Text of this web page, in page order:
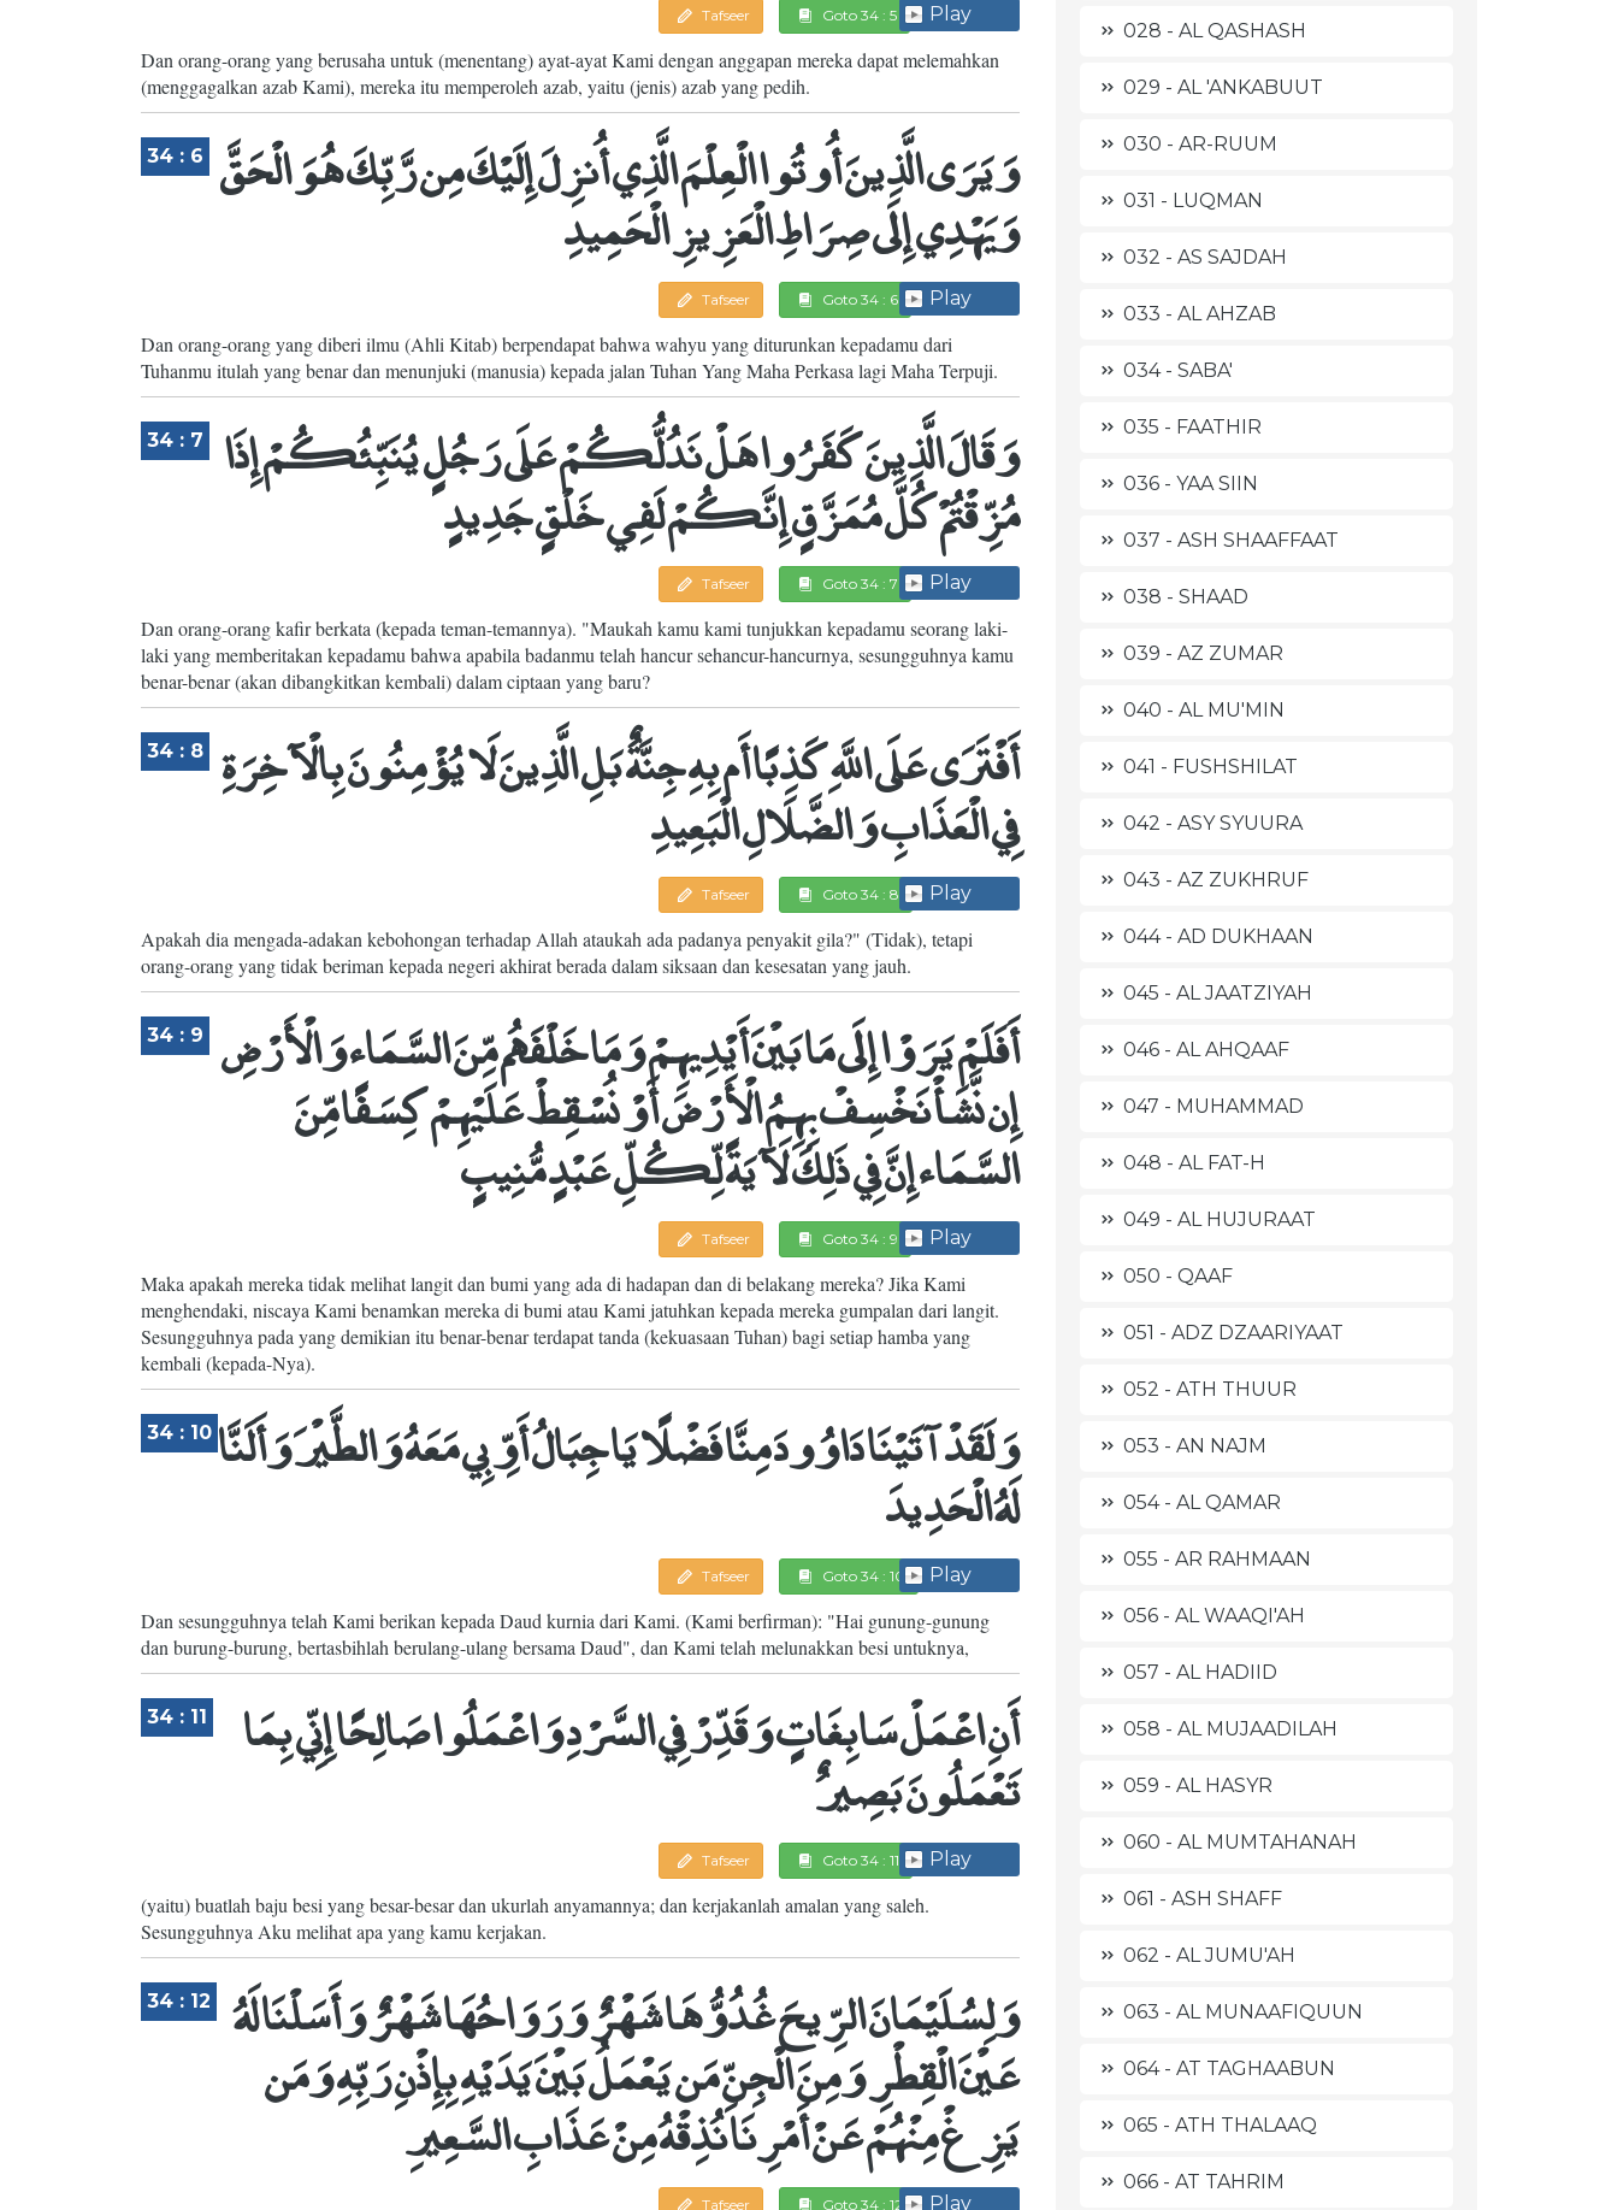
Tafseer Goto 34 : 5 Play
Dan orang-orang yang berusaha untuk (menentang) ayat-ayat Kami dengan anggapan mereka dapat melemahkan
(menggagalkan azab Kami), mereka itu memperoleh azab, yaitu (jenis) azab yang pedih.
34 : 6 وَيَرَى الَّذِينَ أُوتُوا الْعِلْمَ الَّذِي أُنزِلَ إِلَيْكَ مِن رَّبِّكَ هُوَ الْحَقَّ
وَيَهْدِي إِلَى صِرَاطِ الْعَزِيزِ الْحَمِيدِ
Tafseer Goto 34 : 6 Play
Dan orang-orang yang diberi ilmu (Ahli Kitab) berpendapat bahwa wahyu yang diturunkan kepadamu dari
Tuhanmu itulah yang benar dan menunjuki (manusia) kepada jalan Tuhan Yang Maha Perkasa lagi Maha Terpuji.
34 : 7 وَقَالَ الَّذِينَ كَفَرُوا هَلْ نَدُلُّكُمْ عَلَى رَجُلٍ يُنَبِّئُكُمْ إِذَا
مُزِّقْتُمْ كُلَّ مُمَزَّقٍ إِنَّكُمْ لَفِي خَلْقٍ جَدِيدٍ
Tafseer Goto 34 : 7 Play
Dan orang-orang kafir berkata (kepada teman-temannya). "Maukah kamu kami tunjukkan kepadamu seorang laki-
laki yang memberitakan kepadamu bahwa apabila badanmu telah hancur sehancur-hancurnya, sesungguhnya kamu
benar-benar (akan dibangkitkan kembali) dalam ciptaan yang baru?
34 : 8 أَفْتَرَى عَلَى اللَّهِ كَذِبًا أَم بِهِ جِنَّةٌ بَلِ الَّذِينَ لَا يُؤْمِنُونَ بِالْآخِرَةِ
فِي الْعَذَابِ وَالضَّلَالِ الْبَعِيدِ
Tafseer Goto 34 : 8 Play
Apakah dia mengada-adakan kebohongan terhadap Allah ataukah ada padanya penyakit gila?" (Tidak), tetapi
orang-orang yang tidak beriman kepada negeri akhirat berada dalam siksaan dan kesesatan yang jauh.
34 : 9 أَفَلَمْ يَرَوْا إِلَى مَا بَيْنَ أَيْدِيهِمْ وَمَا خَلْفَهُم مِّنَ السَّمَاء وَالْأَرْضِ
إِن نَّشَأْ نَخْسِفْ بِهِمُ الْأَرْضَ أَوْ نُسْقِطْ عَلَيْهِمْ كِسَفًا مِّنَ
السَّمَاء إِنَّ فِي ذَلِكَ لَآيَةً لِّكُلِّ عَبْدٍ مُّنِيبٍ
Tafseer Goto 34 : 9 Play
Maka apakah mereka tidak melihat langit dan bumi yang ada di hadapan dan di belakang mereka? Jika Kami
menghendaki, niscaya Kami benamkan mereka di bumi atau Kami jatuhkan kepada mereka gumpalan dari langit.
Sesungguhnya pada yang demikian itu benar-benar terdapat tanda (kekuasaan Tuhan) bagi setiap hamba yang
kembali (kepada-Nya).
34 : 10 وَلَقَدْ آتَيْنَا دَاوُودَ مِنَّا فَضْلًا يَا جِبَالُ أَوِّبِي مَعَهُ وَالطَّيْرَ وَأَلَنَّا
لَهُ الْحَدِيدَ
Tafseer Goto 34 : 10 Play
Dan sesungguhnya telah Kami berikan kepada Daud kurnia dari Kami. (Kami berfirman): "Hai gunung-gunung
dan burung-burung, bertasbihlah berulang-ulang bersama Daud", dan Kami telah melunakkan besi untuknya,
34 : 11 أَنِ اعْمَلْ سَابِغَاتٍ وَقَدِّرْ فِي السَّرْدِ وَاعْمَلُوا صَالِحًا إِنِّي بِمَا
تَعْمَلُونَ بَصِيرٌ
Tafseer Goto 34 : 11 Play
(yaitu) buatlah baju besi yang besar-besar dan ukurlah anyamannya; dan kerjakanlah amalan yang saleh.
Sesungguhnya Aku melihat apa yang kamu kerjakan.
34 : 12 وَلِسُلَيْمَانَ الرِّيحَ غُدُوُّهَا شَهْرٌ وَرَوَاحُهَا شَهْرٌ وَأَسَلْنَا لَهُ
عَيْنَ الْقِطْرِ وَمِنَ الْجِنِّ مَن يَعْمَلُ بَيْنَ يَدَيْهِ بِإِذْنِ رَبِّهِ وَمَن
يَزِغْ مِنْهُمْ عَنْ أَمْرِنَا نُذِقْهُ مِنْ عَذَابِ السَّعِيرِ
Tafseer Goto 34 : 12 Play
028 - AL QASHASH
029 - AL 'ANKABUUT
030 - AR-RUUM
031 - LUQMAN
032 - AS SAJDAH
033 - AL AHZAB
034 - SABA'
035 - FAATHIR
036 - YAA SIIN
037 - ASH SHAAFFAAT
038 - SHAAD
039 - AZ ZUMAR
040 - AL MU'MIN
041 - FUSHSHILAT
042 - ASY SYUURA
043 - AZ ZUKHRUF
044 - AD DUKHAAN
045 - AL JAATZIYAH
046 - AL AHQAAF
047 - MUHAMMAD
048 - AL FAT-H
049 - AL HUJURAAT
050 - QAAF
051 - ADZ DZAARIYAAT
052 - ATH THUUR
053 - AN NAJM
054 - AL QAMAR
055 - AR RAHMAAN
056 - AL WAAQI'AH
057 - AL HADIID
058 - AL MUJAADILAH
059 - AL HASYR
060 - AL MUMTAHANAH
061 - ASH SHAFF
062 - AL JUMU'AH
063 - AL MUNAAFIQUUN
064 - AT TAGHAABUN
065 - ATH THALAAQ
066 - AT TAHRIM